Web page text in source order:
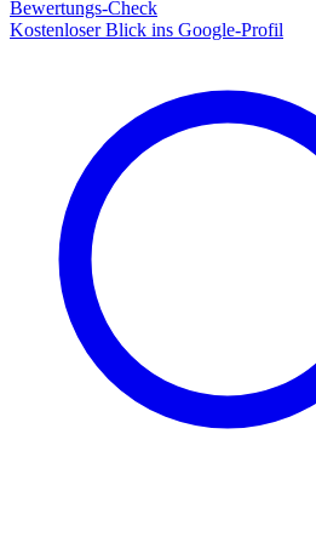
Bewertungs-Check
Kostenloser Blick ins Google-Profil